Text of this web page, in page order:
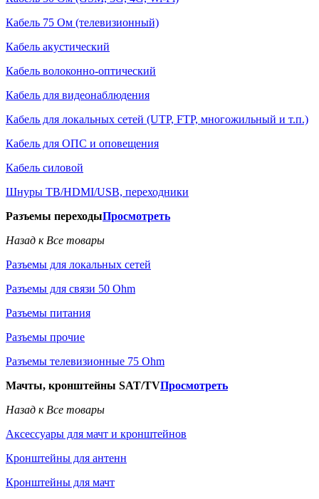
Кабель 75 Ом (телевизионный)
Кабель акустический
Кабель волоконно-оптический
Кабель для видеонаблюдения
Кабель для локальных сетей (UTP, FTP, многожильный и т.п.)
Кабель для ОПС и оповещения
Кабель силовой
Шнуры ТВ/HDMI/USB, переходники
Разъемы переходыПросмотреть
Назад к Все товары
Разъемы для локальных сетей
Разъемы для связи 50 Ohm
Разъемы питания
Разъемы прочие
Разъемы телевизионные 75 Ohm
Мачты, кронштейны SAT/TVПросмотреть
Назад к Все товары
Аксессуары для мачт и кронштейнов
Кронштейны для антенн
Кронштейны для мачт